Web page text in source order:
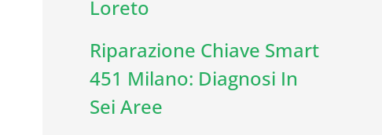
Loreto
Riparazione Chiave Smart
451 Milano: Diagnosi In
Sei Aree